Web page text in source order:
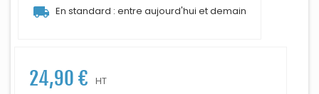
local_shipping En standard : entre aujourd'hui et demain
24,90 € HT